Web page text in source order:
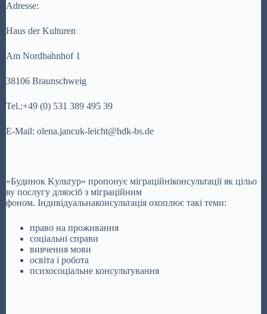
Adresse:
Haus der Kulturen
Am Nordbahnhof 1
38106 Braunschweig
Tel.:+49 (0) 531 389 495 39
E-Mail: olena.jancuk-leicht@hdk-bs.de
«Будинок Kультур» пропонує міграційніконсультації як цільо
ву послугу дляосіб з міграцiйним
фоном. Індивідуальнаконсультація охоплює такі теми:
право на проживання
соціальні справи
вивчення мови
освіта і робота
психосоціальне консультування